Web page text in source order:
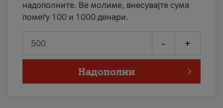
надополните. Ве молиме, внесувајте сума
помеѓу 100 и 1000 денари.
- +
Надополни